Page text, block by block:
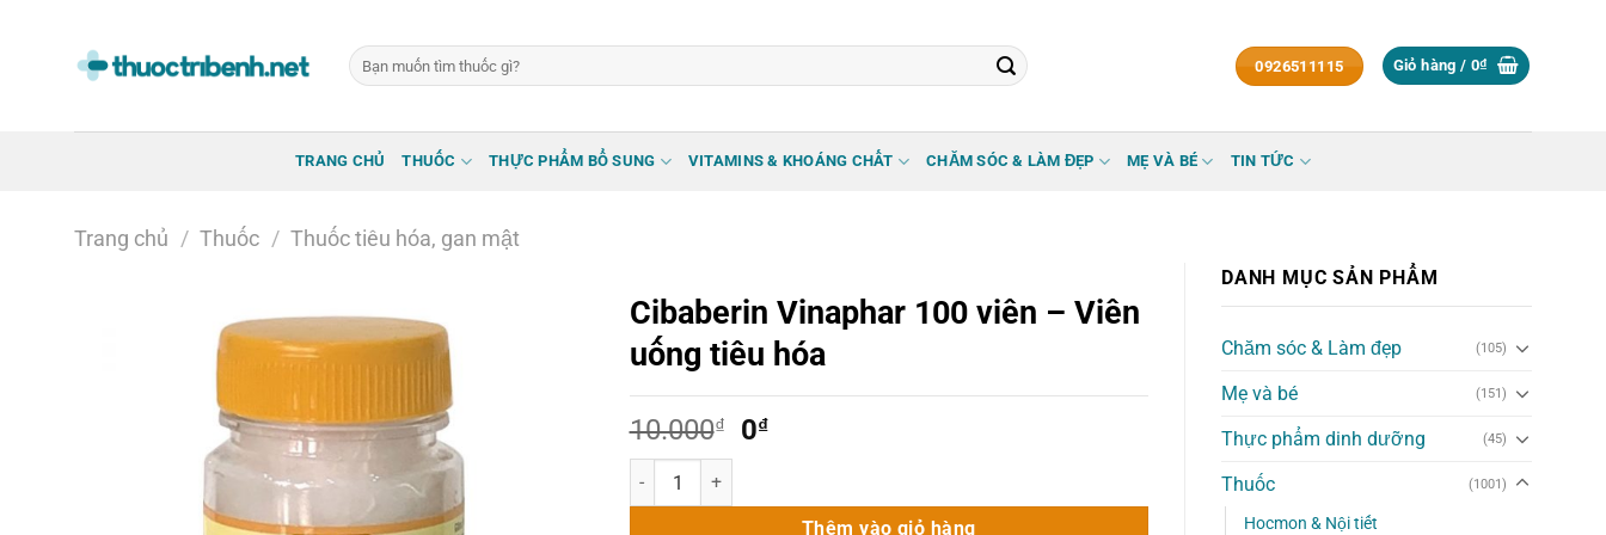
Tìm
kiếm:
0926511115 Giỏ hàng / 0₫
TRANG CHỦ THUỐC THỰC PHẨM BỔ SUNG VITAMINS & KHOÁNG CHẤT CHĂM SÓC & LÀM ĐẸP MẸ VÀ BÉ TIN TỨC
Trang chủ / Thuốc / Thuốc tiêu hóa, gan mật
DANH MỤC SẢN PHẨM
Chăm sóc & Làm đẹp (105)
Mẹ và bé (151)
Thực phẩm dinh dưỡng (45)
Thuốc (1001)
Hocmon & Nội tiết
Cibaberin Vinaphar 100 viên – Viên
uống tiêu hóa
10.000₫
Giá
10.000₫.
0₫Giá
là:
Cibaberin Vinaphar 100 viên - Viên uống tiêu hóa số lượng
Thêm vào giỏ hàng